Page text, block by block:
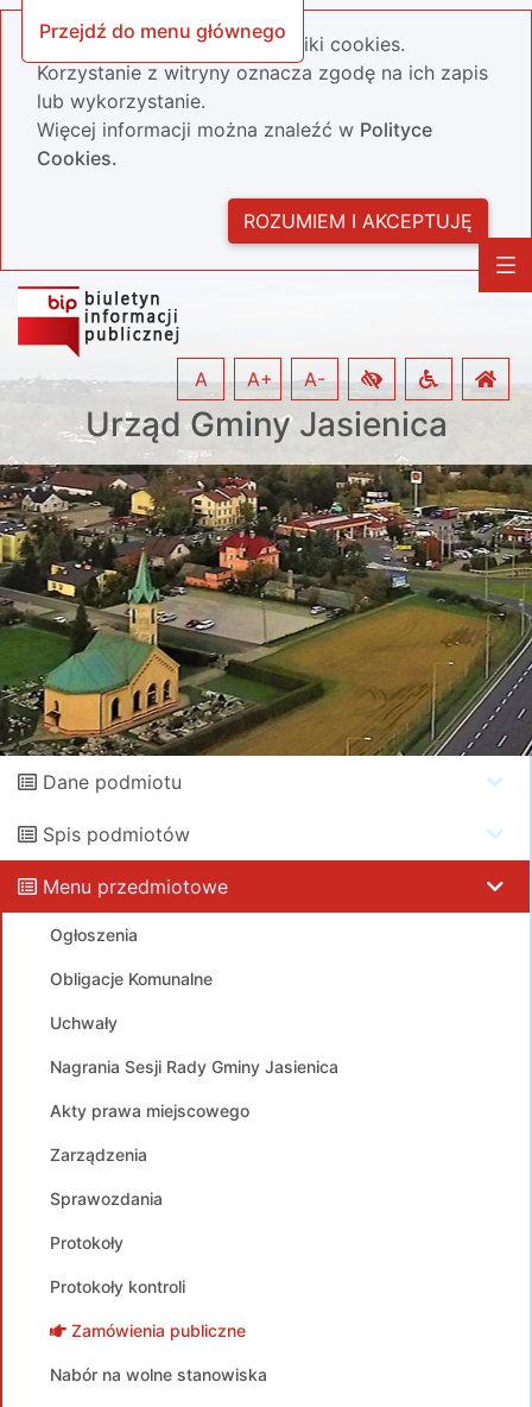
Przejdź do menu głównego
Nasza strona wykorzystuje pliki cookies.
Korzystanie z witryny oznacza zgodę na ich zapis
lub wykorzystanie.
Więcej informacji można znaleźć w Polityce
Cookies.
ROZUMIEM I AKCEPTUJĘ
Urząd Gminy Jasienica
A A+ A-
Dane podmiotu
Spis podmiotów
Menu przedmiotowe
Ogłoszenia
Obligacje Komunalne
Uchwały
Nagrania Sesji Rady Gminy Jasienica
Akty prawa miejscowego
Zarządzenia
Sprawozdania
Protokoły
Protokoły kontroli
Zamówienia publiczne
Nabór na wolne stanowiska